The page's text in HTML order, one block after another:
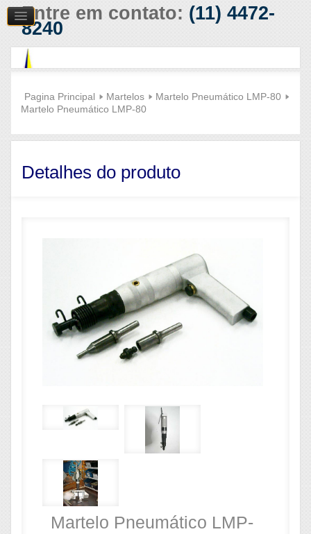
Entre em contato: (11) 4472-
8240
Pagina Principal Martelos
Martelo Pneumático LMP-80
Martelo Pneumático LMP-80
Detalhes do produto
Martelo Pneumático LMP-